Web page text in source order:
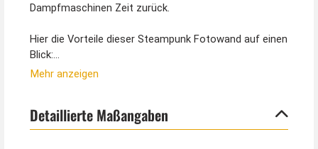
Dampfmaschinen Zeit zurück.
Hier die Vorteile dieser Steampunk Fotowand auf einen
Blick:
- Einfach zu befestigen an den Schlaufen
- Hochwertiger Druck auf Stoff
Mehr anzeigen
Detaillierte Maßangaben